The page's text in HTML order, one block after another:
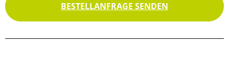
BESTELLANFRAGE SENDEN